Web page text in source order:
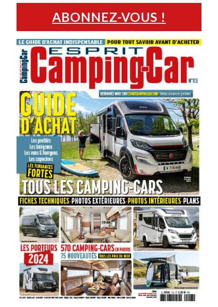
ABONNEZ-VOUS !